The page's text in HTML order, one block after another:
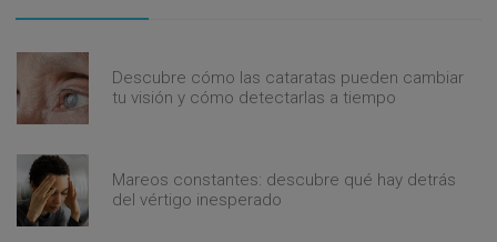
Descubre cómo las cataratas pueden cambiar
tu visión y cómo detectarlas a tiempo
Mareos constantes: descubre qué hay detrás
del vértigo inesperado